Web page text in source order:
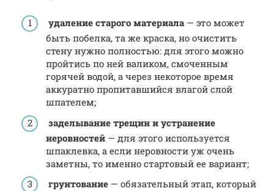
удаление старого материала— это может
быть побелка, та же краска, но очистить
стену нужно полностью: для этого можно
пройтись по ней валиком, смоченным
горячей водой, а через некоторое время
аккуратно пропитавшийся влагой слой
шпателем;
заделывание трещин и устранение
неровностей — для этого используется
шпаклевка, а если неровности уж очень
заметны, то именно стартовый ее вариант;
грунтование — обязательный этап, который